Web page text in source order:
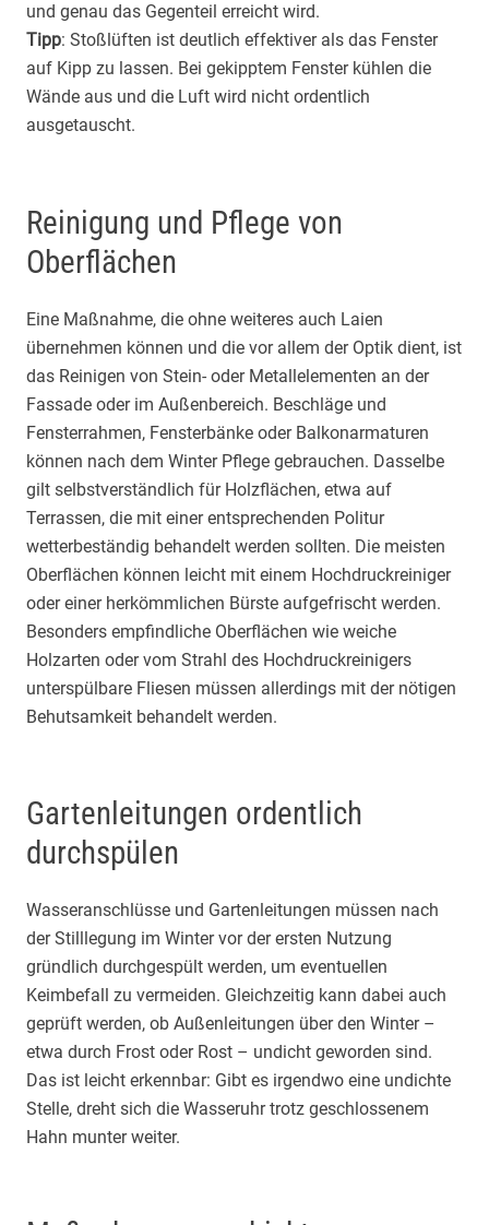
und genau das Gegenteil erreicht wird.
Tipp: Stoßlüften ist deutlich effektiver als das Fenster
auf Kipp zu lassen. Bei gekipptem Fenster kühlen die
Wände aus und die Luft wird nicht ordentlich
ausgetauscht.
Reinigung und Pflege von
Oberflächen
Eine Maßnahme, die ohne weiteres auch Laien
übernehmen können und die vor allem der Optik dient, ist
das Reinigen von Stein- oder Metallelementen an der
Fassade oder im Außenbereich. Beschläge und
Fensterrahmen, Fensterbänke oder Balkonarmaturen
können nach dem Winter Pflege gebrauchen. Dasselbe
gilt selbstverständlich für Holzflächen, etwa auf
Terrassen, die mit einer entsprechenden Politur
wetterbeständig behandelt werden sollten. Die meisten
Oberflächen können leicht mit einem Hochdruckreiniger
oder einer herkömmlichen Bürste aufgefrischt werden.
Besonders empfindliche Oberflächen wie weiche
Holzarten oder vom Strahl des Hochdruckreinigers
unterspülbare Fliesen müssen allerdings mit der nötigen
Behutsamkeit behandelt werden.
Gartenleitungen ordentlich
durchspülen
Wasseranschlüsse und Gartenleitungen müssen nach
der Stilllegung im Winter vor der ersten Nutzung
gründlich durchgespült werden, um eventuellen
Keimbefall zu vermeiden. Gleichzeitig kann dabei auch
geprüft werden, ob Außenleitungen über den Winter –
etwa durch Frost oder Rost – undicht geworden sind.
Das ist leicht erkennbar: Gibt es irgendwo eine undichte
Stelle, dreht sich die Wasseruhr trotz geschlossenem
Hahn munter weiter.